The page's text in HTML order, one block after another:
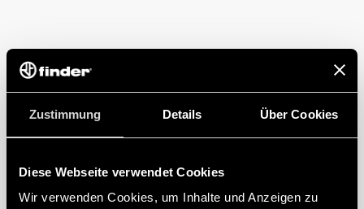
Zustimmung Details Über Cookies
Diese Webseite verwendet Cookies
Wir verwenden Cookies, um Inhalte und Anzeigen zu